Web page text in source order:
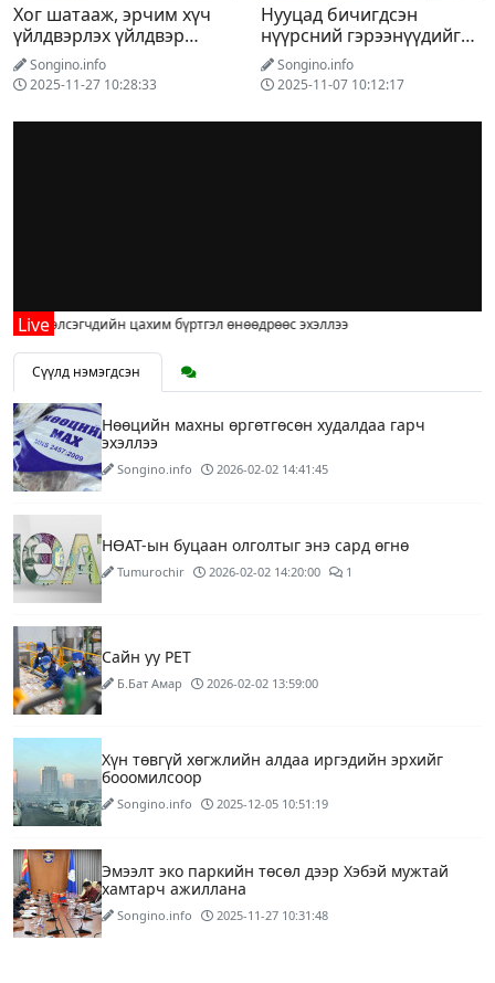
Хог шатааж, эрчим хүч
үйлдвэрлэх үйлдвэр
ашиглалтад орсноор
булшлах хог хаягдлын
хэмжээ 8 хувиар буурна
Songino.info
2025-11-27 10:28:33
Нууцад бичигдсэн
нүүрсний гэрээнүүдийг
ил болголоо
Songino.info
2025-11-07 10:12:17
элсэгчдийн цахим бүртгэл өнөөдрөөс эхэллээ
Сүүлд нэмэгдсэн
Нөөцийн махны өргөтгөсөн худалдаа гарч
эхэллээ
Songino.info 2026-02-02 14:41:45
НӨАТ-ын буцаан олголтыг энэ сард өгнө
Tumurochir 2026-02-02 14:20:00 1
Сайн уу PET
Б.Бат Амар 2026-02-02 13:59:00
Хүн төвгүй хөгжлийн алдаа иргэдийн эрхийг
бооомилсоор
Songino.info 2025-12-05 10:51:19
Эмээлт эко паркийн төсөл дээр Хэбэй мужтай
хамтарч ажиллана
Songino.info 2025-11-27 10:31:48